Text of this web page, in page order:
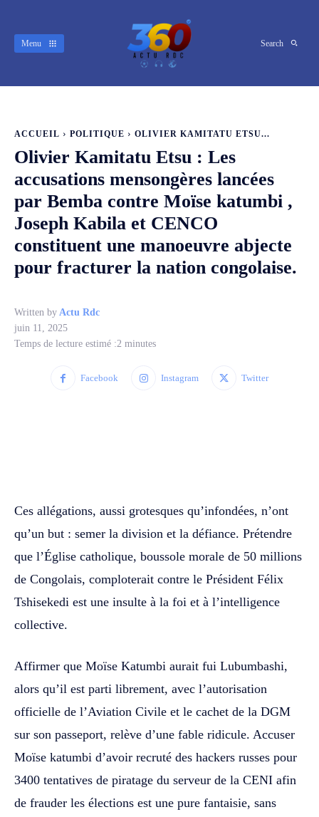
Menu Search
ACCUEIL POLITIQUE OLIVIER KAMITATU ETSU...
Olivier Kamitatu Etsu : Les
accusations mensongères lancées
par Bemba contre Moïse katumbi ,
Joseph Kabila et CENCO
constituent une manoeuvre abjecte
pour fracturer la nation congolaise.
Written by Actu Rdc
juin 11, 2025
Temps de lecture estimé :2 minutes
Facebook Instagram Twitter
Ces allégations, aussi grotesques qu’infondées, n’ont
qu’un but : semer la division et la défiance. Prétendre
que l’Église catholique, boussole morale de 50 millions
de Congolais, comploterait contre le Président Félix
Tshisekedi est une insulte à la foi et à l’intelligence
collective.
Affirmer que Moïse Katumbi aurait fui Lubumbashi,
alors qu’il est parti librement, avec l’autorisation
officielle de l’Aviation Civile et le cachet de la DGM
sur son passeport, relève d’une fable ridicule. Accuser
Moïse katumbi d’avoir recruté des hackers russes pour
3400 tentatives de piratage du serveur de la CENI afin
de frauder les élections est une pure fantaisie, sans